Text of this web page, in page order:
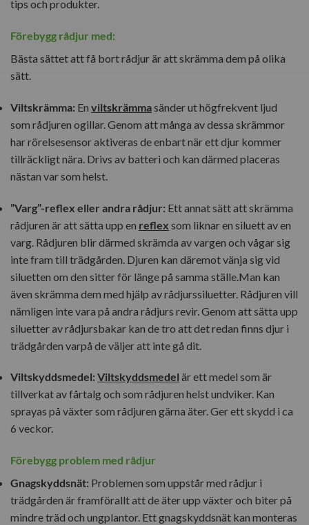
tips och produkter.
Förebygg rådjur med:
Bästa sättet att få bort rådjur är att skrämma dem på olika
sätt.
Viltskrämma: En viltskrämmasänder ut högfrekvent ljud
som rådjuren ogillar. Genom att många av dessa skrämmor
har rörelsesensor aktiveras de enbart när ett djur kommer
tillräckligt nära. Drivs av batteri och kan därmed placeras
nästan var som helst.
”Varg”-reflex eller andra rådjur: Ett annat sätt att skrämma
rådjuren är att sätta upp en reflex som liknar en siluett av en
varg. Rådjuren blir därmed skrämda av vargen och vågar sig
inte fram till trädgården. Djuren kan däremot vänja sig vid
siluetten om den sitter för länge på samma ställe.Man kan
även skrämma dem med hjälp av rådjurssiluetter. Rådjuren vill
nämligen inte vara på andra rådjurs revir. Genom att sätta upp
siluetter av rådjursbakar kan de tro att det redan finns djur i
trädgården varpå de väljer att inte gå dit.
Viltskyddsmedel: Viltskyddsmedel är ett medel som är
tillverkat av fårtalg och som rådjuren helst undviker. Kan
sprayas på växter som rådjuren gärna äter. Ger ett skydd i ca
6 veckor.
Förebygg problem med rådjur
Gnagskyddsnät: Problemen som uppstår med rådjur i
trädgården är framförallt att de äter upp växter och biter på
mindre träd och ungplantor. Ett gnagskyddsnät kan monteras